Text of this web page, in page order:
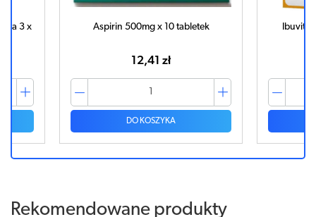
3 x Aspirin 500mg x 10 tabletek
12,41 zł
DO KOSZYKA
Ibuvit
Rekomendowane produkty